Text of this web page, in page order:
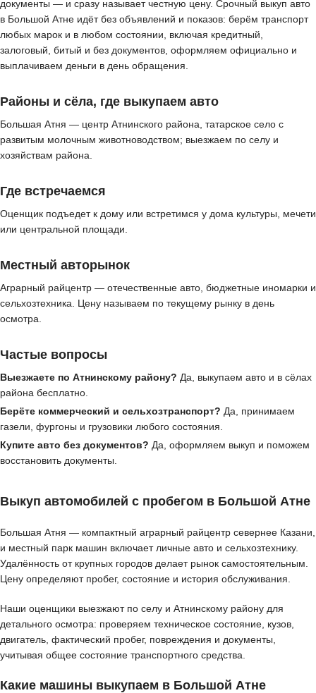
документы — и сразу называет честную цену. Срочный выкуп авто
в Большой Атне идёт без объявлений и показов: берём транспорт
любых марок и в любом состоянии, включая кредитный,
залоговый, битый и без документов, оформляем официально и
выплачиваем деньги в день обращения.
Районы и сёла, где выкупаем авто
Большая Атня — центр Атнинского района, татарское село с
развитым молочным животноводством; выезжаем по селу и
хозяйствам района.
Где встречаемся
Оценщик подъедет к дому или встретимся у дома культуры, мечети
или центральной площади.
Местный авторынок
Аграрный райцентр — отечественные авто, бюджетные иномарки и
сельхозтехника. Цену называем по текущему рынку в день
осмотра.
Частые вопросы
Выезжаете по Атнинскому району? Да, выкупаем авто и в сёлах
района бесплатно.
Берёте коммерческий и сельхозтранспорт? Да, принимаем
газели, фургоны и грузовики любого состояния.
Купите авто без документов? Да, оформляем выкуп и поможем
восстановить документы.
Выкуп автомобилей с пробегом в Большой Атне
Большая Атня — компактный аграрный райцентр севернее Казани,
и местный парк машин включает личные авто и сельхозтехнику.
Удалённость от крупных городов делает рынок самостоятельным.
Цену определяют пробег, состояние и история обслуживания.
Наши оценщики выезжают по селу и Атнинскому району для
детального осмотра: проверяем техническое состояние, кузов,
двигатель, фактический пробег, повреждения и документы,
учитывая общее состояние транспортного средства.
Какие машины выкупаем в Большой Атне